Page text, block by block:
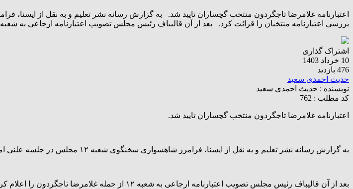
بررسی اعتبارنامه منتخبان را قرائت کرد. بعد از آن قالیباف رئیس مجلس تصویب اعتبارنامه ارجاعی به شعبه ۱۲ از جمله […]
اشتراک گذاری
10 خرداد 1403
476 بازدید
حدیث احمدی سعید
نویسنده : حدیث احمدی سعید
کد مطلب : 762
اعتبارنامه غلامرضا تاجگردون منتخب گچساران تایید شد.
به گزارش رسانه نشر تعلیم و به نقل از ایسنا، فرامرز شاهسواری سخنگوی شعبه ۱۲ مجلس در جلسه علنی امروز گزارش این شعبه را درباره نتیجه بررسی اعتبارنامه منتخبان را قرائت کرد.
بعد از آن قالیباف رئیس مجلس تصویب اعتبارنامه ارجاعی به شعبه ۱۲ از جمله غلامرضا تاجگردون را اعلام کرد.